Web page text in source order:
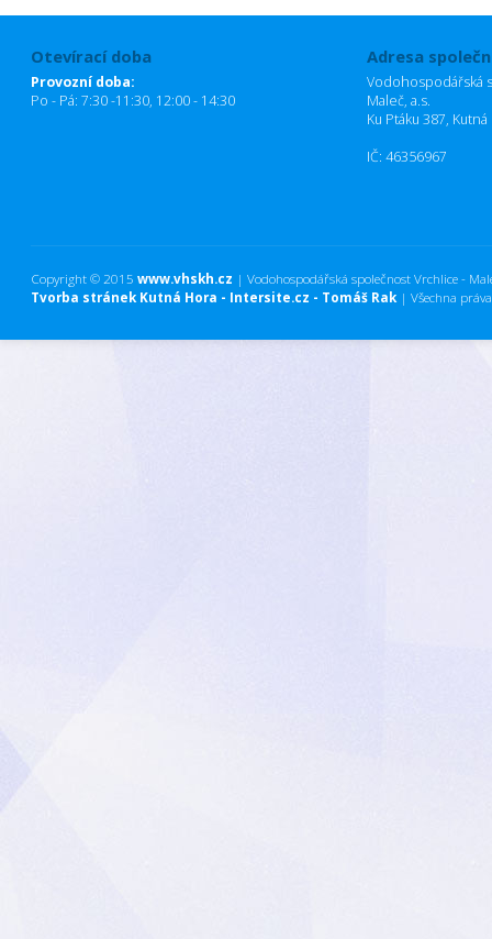
Otevírací doba
Provozní doba:
Po - Pá: 7:30 -11:30, 12:00 - 14:30
Adresa
Vodohospodářská
Maleč, a.s.
Ku Ptáku 387,
IČ: 46356967
Copyright © 2015 www.vhskh.cz | Vodohospodářská společnost Vrchlice -
Tvorba stránek Kutná Hora - Intersite.cz - Tomáš Rak | Všechna